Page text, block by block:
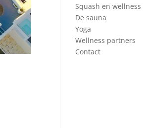
Squash en wellness
De sauna
Yoga
Wellness partners
Contact